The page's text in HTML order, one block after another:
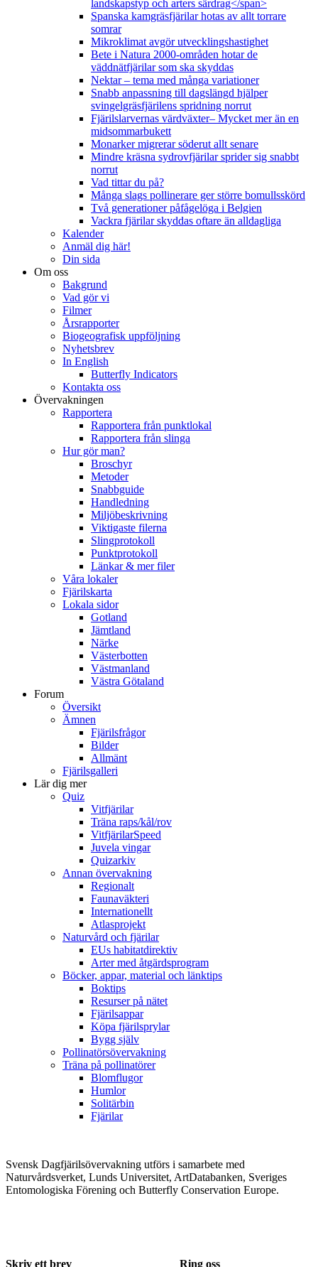
landskapstyp och arters särdrag</span>
Spanska kamgräsfjärilar hotas av allt torrare
somrar
Mikroklimat avgör utvecklingshastighet
Bete i Natura 2000-områden hotar de
väddnätfjärilar som ska skyddas
Nektar – tema med många variationer
Snabb anpassning till dagslängd hjälper
svingelgräsfjärilens spridning norrut
Fjärilslarvernas värdväxter– Mycket mer än en
midsommarbukett
Monarker migrerar söderut allt senare
Mindre kräsna sydrovfjärilar sprider sig snabbt
norrut
Vad tittar du på?
Många slags pollinerare ger större bomullsskörd
Två generationer påfågelöga i Belgien
Vackra fjärilar skyddas oftare än alldagliga
Kalender
Anmäl dig här!
Din sida
Om oss
Bakgrund
Vad gör vi
Filmer
Årsrapporter
Biogeografisk uppföljning
Nyhetsbrev
In English
Butterfly Indicators
Kontakta oss
Övervakningen
Rapportera
Rapportera från punktlokal
Rapportera från slinga
Hur gör man?
Broschyr
Metoder
Snabbguide
Handledning
Miljöbeskrivning
Viktigaste filerna
Slingprotokoll
Punktprotokoll
Länkar & mer filer
Våra lokaler
Fjärilskarta
Lokala sidor
Gotland
Jämtland
Närke
Västerbotten
Västmanland
Västra Götaland
Forum
Översikt
Ämnen
Fjärilsfrågor
Bilder
Allmänt
Fjärilsgalleri
Lär dig mer
Quiz
Vitfjärilar
Träna raps/kål/rov
VitfjärilarSpeed
Juvela vingar
Quizarkiv
Annan övervakning
Regionalt
Faunaväkteri
Internationellt
Atlasprojekt
Naturvård och fjärilar
EUs habitatdirektiv
Arter med åtgärdsprogram
Böcker, appar, material och länktips
Boktips
Resurser på nätet
Fjärilsappar
Köpa fjärilsprylar
Bygg själv
Pollinatörsövervakning
Träna på pollinatörer
Blomflugor
Humlor
Solitärbin
Fjärilar
Svensk Dagfjärilsövervakning utförs i samarbete med
Naturvårdsverket, Lunds Universitet, ArtDatabanken, Sveriges
Entomologiska Förening och Butterfly Conservation Europe.
Skriv ett brev Ring oss